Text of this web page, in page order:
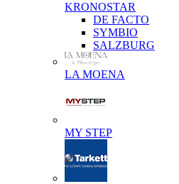
KRONOSTAR
DE FACTO
SYMBIO
SALZBURG
LA MOENA
MY STEP